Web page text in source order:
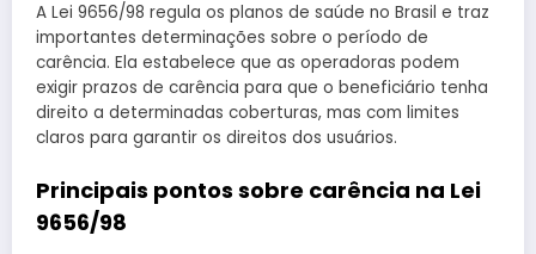
A Lei 9656/98 regula os planos de saúde no Brasil e traz
importantes determinações sobre o período de
carência. Ela estabelece que as operadoras podem
exigir prazos de carência para que o beneficiário tenha
direito a determinadas coberturas, mas com limites
claros para garantir os direitos dos usuários.
Principais pontos sobre carência na Lei
9656/98